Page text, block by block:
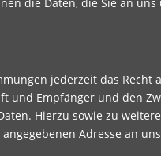
jederzeit das
und Empfänger und den
Hierzu sowie zu
Adresse an